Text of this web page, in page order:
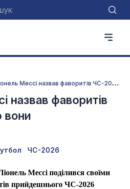
Л
іонель Мессі назвав фаворитів ЧС-2026: хто вони
назвав фаворитів
ЧС-2026
Мессі поділився своїми
прийдешнього ЧС-2026